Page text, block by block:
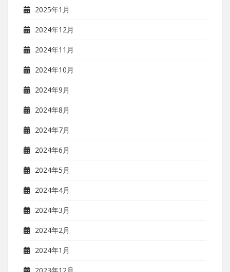
2025年1月
2024年12月
2024年11月
2024年10月
2024年9月
2024年8月
2024年7月
2024年6月
2024年5月
2024年4月
2024年3月
2024年2月
2024年1月